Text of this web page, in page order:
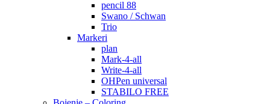
pencil 88
Swano / Schwan
Trio
Markeri
plan
Mark-4-all
Write-4-all
OHPen universal
STABILO FREE